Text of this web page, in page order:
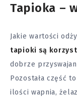
Tapioka –
Jakie wartości
tapioki są
dobrze
Pozostała część
ilości wapnia,